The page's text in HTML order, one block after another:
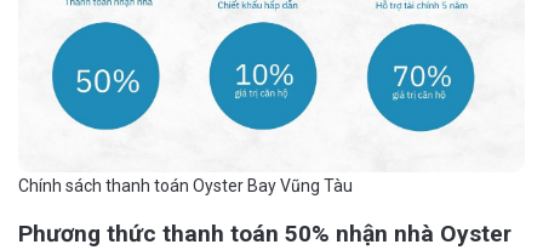
Chính sách thanh toán Oyster Bay Vũng Tàu
Phương thức thanh toán 50% nhận nhà Oyster